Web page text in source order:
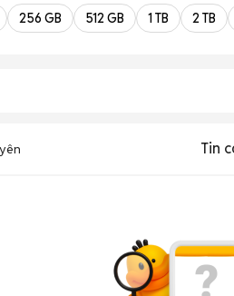
256 GB 512 GB 1 TB 2 TB
Tin